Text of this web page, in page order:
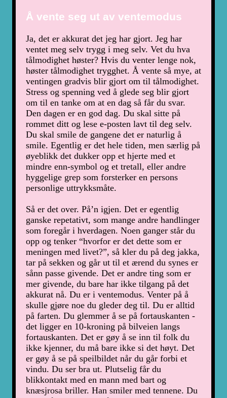
Å vente seg ut av ventemodus
Ja, det er akkurat det jeg har gjort. Jeg har
ventet meg selv trygg i meg selv. Vet du hva
tålmodighet høster? Hvis du venter lenge nok,
høster tålmodighet trygghet. Å vente så mye, at
ventingen gradvis blir gjort om til tålmodighet.
Stress og spenning ved å glede seg blir gjort
om til en tanke om at en dag så får du svar.
Den dagen er en god dag. Du skal sitte på
rommet ditt og lese e-posten lavt til deg selv.
Du skal smile de gangene det er naturlig å
smile. Egentlig er det hele tiden, men særlig på
øyeblikk det dukker opp et hjerte med et
mindre enn-symbol og et tretall, eller andre
hyggelige grep som forsterker en persons
personlige uttrykksmåte.
Så er det over. På’n igjen. Det er egentlig
ganske repetativt, som mange andre handlinger
som foregår i hverdagen. Noen ganger står du
opp og tenker “hvorfor er det dette som er
meningen med livet?”, så kler du på deg jakka,
tar på sekken og går ut til et ærend du synes er
sånn passe givende. Det er andre ting som er
mer givende, du bare har ikke tilgang på det
akkurat nå. Du er i ventemodus. Venter på å
skulle gjøre noe du gleder deg til. Du er alltid
på farten. Du glemmer å se på fortauskanten -
det ligger en 10-kroning på bilveien langs
fortauskanten. Det er gøy å se inn til folk du
ikke kjenner, du må bare ikke si det høyt. Det
er gøy å se på speilbildet når du går forbi et
vindu. Du ser bra ut. Plutselig får du
blikkontakt med en mann med bart og
knæsjrosa briller. Han smiler med tennene. Du